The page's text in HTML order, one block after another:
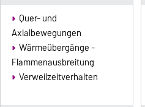
Quer- und
Axialbewegungen
Wärmeübergänge -
Flammenausbreitung
Verweilzeitverhalten